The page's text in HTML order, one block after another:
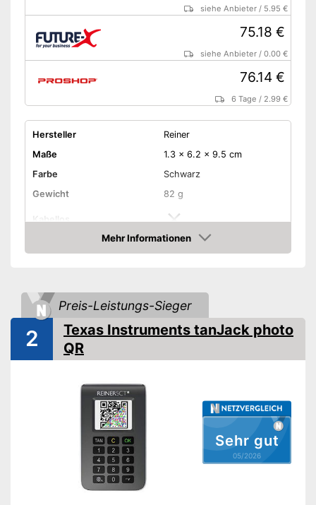
siehe Anbieter / 5.95 €
75.18 €
siehe Anbieter /0.00 €
76.14 €
6 Tage / 2.99 €
Hersteller
Reiner
Maße
1.3 x 6.2 x 9.5 cm
Farbe
Schwarz
Gewicht
82 g
Kabellos
USB
Amazon Lieferzeit
siehe Anbieter
Mehr Informationen
Amazon
Preis-Leistungs-Sieger
Sehr gut
05/2026
2
Texas Instruments tanJack photo
QR